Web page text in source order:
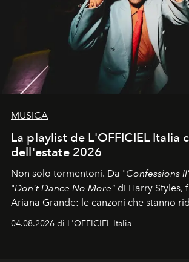
MUSICA
La playlist de L'OFFICIEL Italia
dell'estate 2026
Non solo tormentoni. Da "Confessions
"Don't Dance No More" di Harry Styles,
Ariana Grande: le canzoni che stanno
colonna sonora della stagione.
04.08.2026 di L'OFFICIEL Italia